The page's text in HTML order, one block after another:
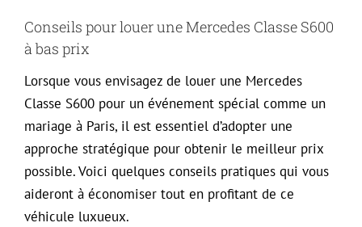
Conseils pour louer une Mercedes Classe S600
à bas prix
Lorsque vous envisagez de louer une Mercedes
Classe S600 pour un événement spécial comme un
mariage à Paris, il est essentiel d’adopter une
approche stratégique pour obtenir le meilleur prix
possible. Voici quelques conseils pratiques qui vous
aideront à économiser tout en profitant de ce
véhicule luxueux.